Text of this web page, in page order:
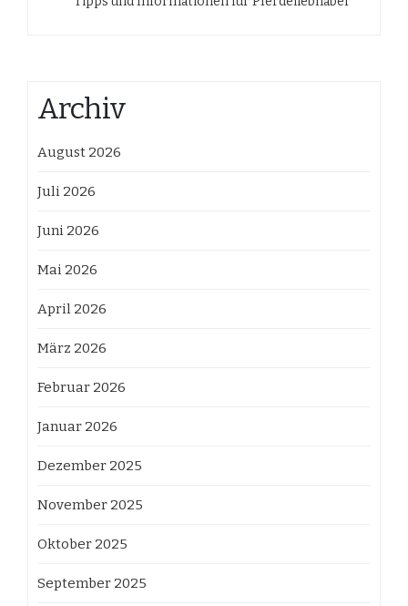
Archiv
August 2026
Juli 2026
Juni 2026
Mai 2026
April 2026
März 2026
Februar 2026
Januar 2026
Dezember 2025
November 2025
Oktober 2025
September 2025